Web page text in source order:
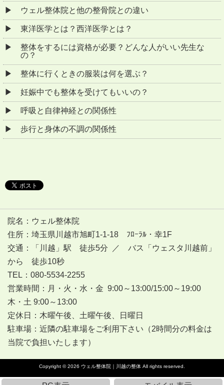
ウェル整体院と他の整骨院との違い
東洋医学とは？西洋医学とは？
整体をするには資格が必要？どんな人がいい先生な
の？
整体に行くときの服装は何を選ぶ？
妊娠中でも整体を受けてもいいの？
呼吸と自律神経との関係性
歩行と身体の不調の関係性
院名：ウェル整体院
住所：埼玉県川越市旭町1-1-18 ﾌﾛｰﾗﾙ・幸1F
交通：「川越」駅 徒歩5分 ／ バス「ウェスタ川越前」
から 徒歩10秒
TEL：080-5534-2255
営業時間：月・火・水・金 9:00～13:00/15:00～19:00
木・土 9:00～13:00
定休日：木曜午後、土曜午後、日曜日
駐車場：近隣の駐車場をご利用下さい（2時間分の料金は
当院で負担いたします）
Copyright © 2026 ウェル整体院｜川越の整体 All rights reserved.